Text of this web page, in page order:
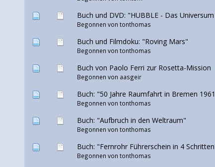
Buch und DVD: "HUBBLE - Das
Begonnen von tonthomas
Buch und Filmdoku: "Roving Mars"
Begonnen von tonthomas
Buch von Paolo Ferri zur Rosetta-Mission
Begonnen von aasgeir
Buch: "50 Jahre Raumfahrt in Bremen
Begonnen von tonthomas
Buch: "Aufbruch in den Weltraum"
Begonnen von tonthomas
Buch: "Fernrohr Führerschein in 4
Begonnen von tonthomas